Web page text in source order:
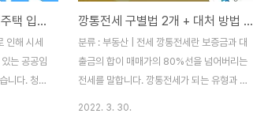
청년 행복주택 | 국민임대주택 입주 자격 및 조건 확인하세요
인해 시세
는 공공임
니다. 청년
깡통전세 구별법 2개 + 대처 방법 4가지 : 안전한 전세금 반환 요령
분류 : 부동산 | 전세 깡통전세란 보증금과 대
출금의 합이 매매가의 80%선을 넘어버리는
전세를 말합니다. 깡통전세가 되는 유형과 대
2022. 3. 30.